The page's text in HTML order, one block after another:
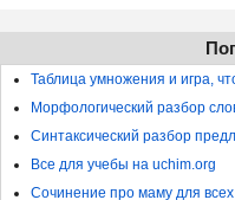
Таблица умножения и игра,
Морфологический разбор
Синтаксический разбор
Все для учебы на uchim.org
Сочинение про маму для всех